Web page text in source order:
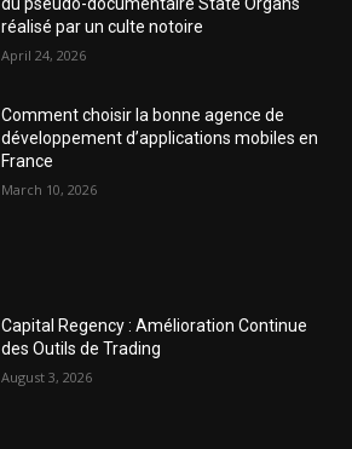
réalisé par un culte notoire
April 24, 2026
Comment choisir la bonne agence de
développement d’applications mobiles en
France
March 10, 2026
Capital Regency : Amélioration Continue
des Outils de Trading
August 3, 2026